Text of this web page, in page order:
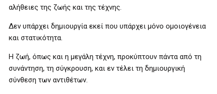
αλήθειες της ζωής και της τέχνης.
Δεν υπάρχει δημιουργία εκεί που υπάρχει μόνο ομοιογένεια
και στατικότητα.
Η ζωή, όπως και η μεγάλη τέχνη, προκύπτουν πάντα από τη
συνάντηση, τη σύγκρουση, και εν τέλει τη δημιουργική
σύνθεση των αντιθέτων.